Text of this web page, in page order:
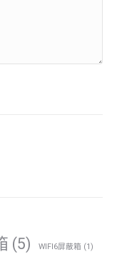
(5) WIFI6屏蔽箱 (1)